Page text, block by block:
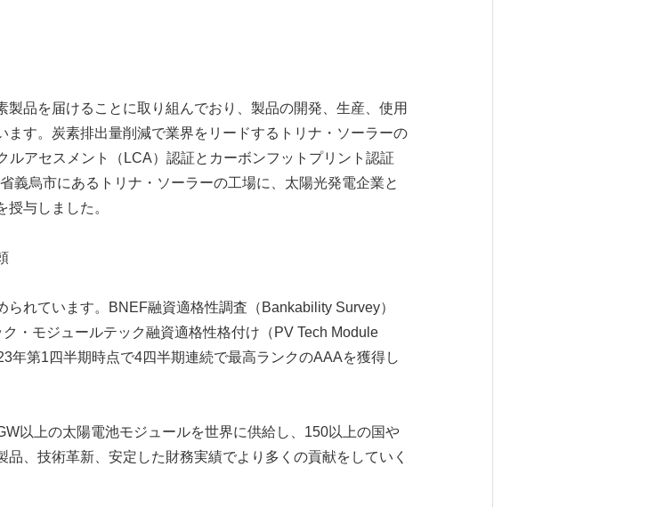
製品を届けることに取り組んでおり、製品の開発、生産、使用
す。炭素排出量削減で業界をリードするトリナ・ソーラーの
ルアセスメント（LCA）認証とカーボンフットプリント認証
義烏市にあるトリナ・ソーラーの工場に、太陽光発電企業と
与しました。
られています。BNEF融資適格性調査（Bankability Survey）
・モジュールテック融資適格性格付け（PV Tech Module
年第1四半期時点で4四半期連続で最高ランクのAAAを獲得し
以上の太陽電池モジュールを世界に供給し、150以上の国や
、技術革新、安定した財務実績でより多くの貢献をしていく